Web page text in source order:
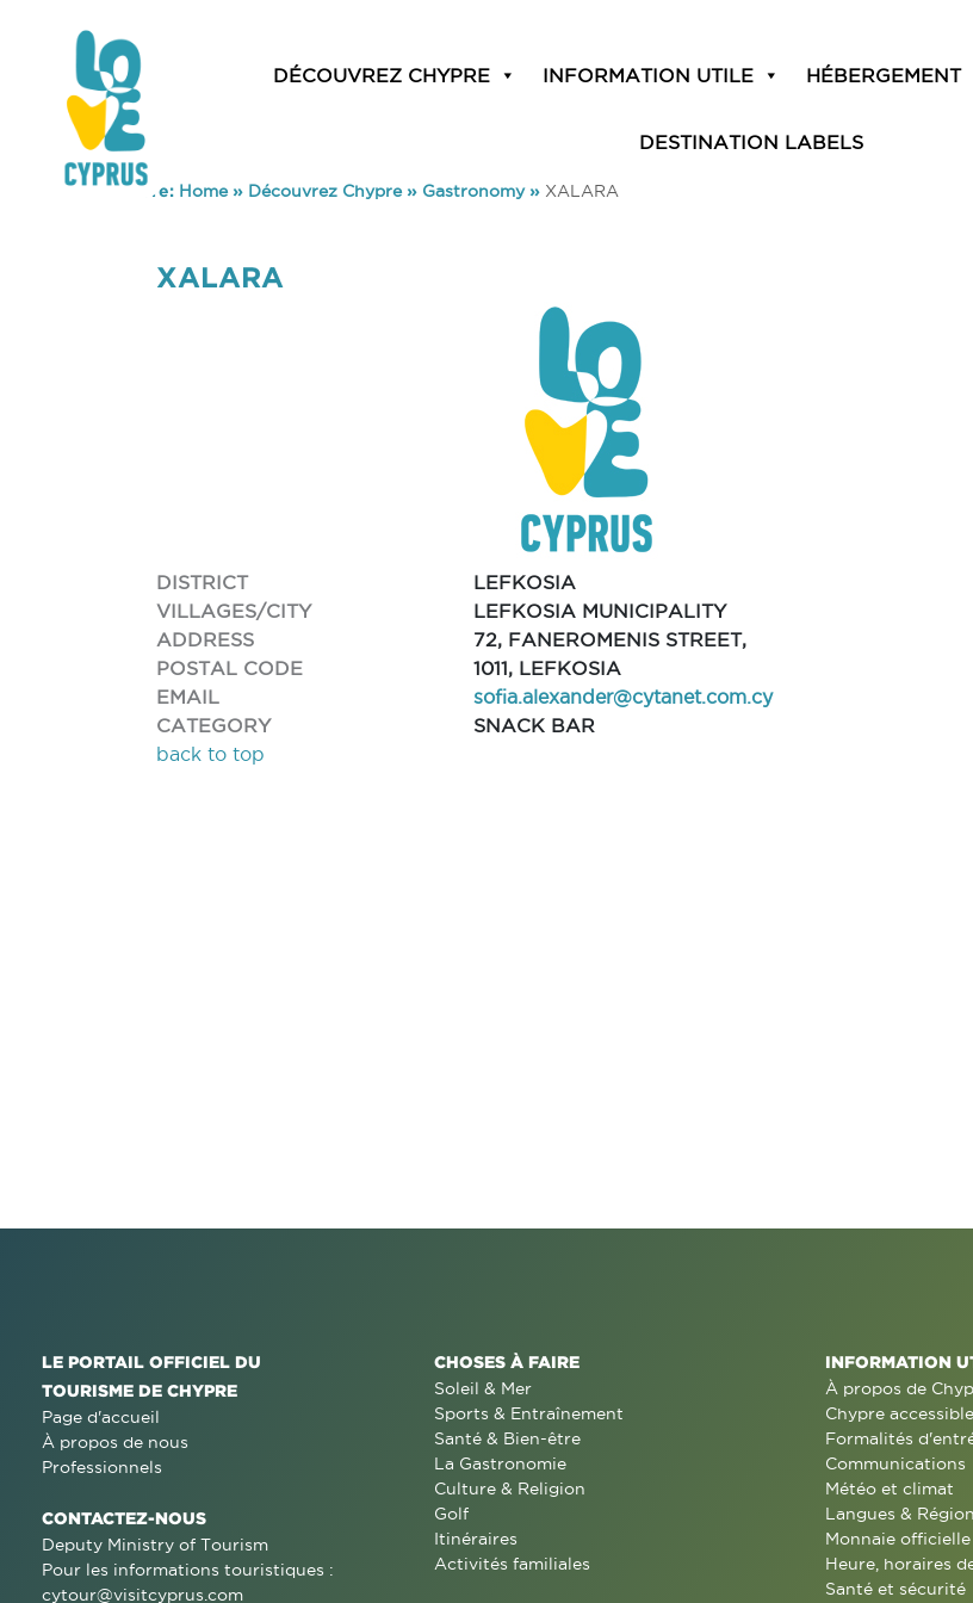
DÉCOUVREZ CHYPRE INFORMATION UTILE HÉBERGEMENT
DESTINATION LABELS
You are here: Home» Découvrez Chypre» Gastronomy» XALARA
XALARA
DISTRICT
LEFKOSIA
VILLAGES/CITY
LEFKOSIA MUNICIPALITY
ADDRESS
72, FANEROMENIS STREET,
POSTAL CODE
1011, LEFKOSIA
EMAIL
sofia.alexander@cytanet.com.cy
CATEGORY
SNACK BAR
back to top
LE PORTAIL OFFICIEL DU
TOURISME DE CHYPRE
Page d'accueil
À propos de nous
Professionnels
CONTACTEZ-NOUS
Deputy Ministry of Tourism
Pour les informations touristiques :
cytour@visitcyprus.com
CHOSES À FAIRE
Soleil & Mer
Sports & Entraînement
Santé & Bien-être
La Gastronomie
Culture & Religion
Golf
Itinéraires
Activités familiales
INFORMATION
À propos de
Chypre accessible
Formalités
Communications
Météo et climat
Langues &
Monnaie
Heure, horaires
Santé et sécurité